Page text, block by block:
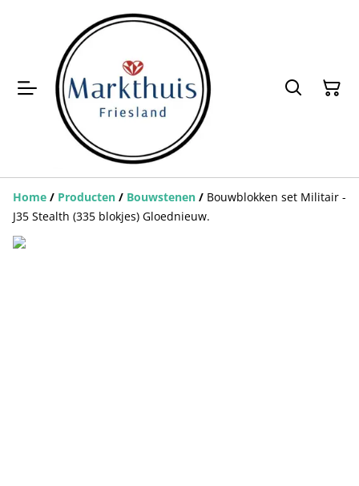
Home / Producten / Bouwstenen / Bouwblokken set Militair -
J35 Stealth (335 blokjes) Gloednieuw.